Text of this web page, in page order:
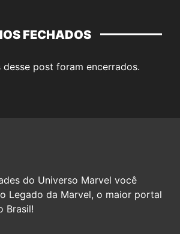
FECHADOS
desse post foram encerrados.
do Universo Marvel você
Legado da Marvel, o maior portal
Brasil!